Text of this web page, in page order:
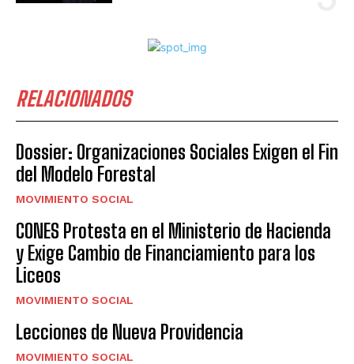
RELACIONADOS
Dossier: Organizaciones Sociales Exigen el Fin
del Modelo Forestal
MOVIMIENTO SOCIAL
CONES Protesta en el Ministerio de Hacienda
y Exige Cambio de Financiamiento para los
Liceos
MOVIMIENTO SOCIAL
Lecciones de Nueva Providencia
MOVIMIENTO SOCIAL